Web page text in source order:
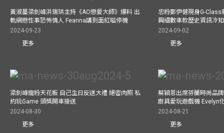
黃淑蔓梁釗峰洪瑞珙主持《AO戀愛大師》爆料 出
軌網戀性事恐怖情人 Feanna講到面紅嗌停機
2024-09-23
更多
忠粉鄭伊健現身G-
興細數車款歷史資訊冷
2024-09-02
更多
梁釗峰寵粉天花板 自己生日反送大禮 絕密肉照 私
約玩Game 頭獎開車接送
2024-08-30
更多
蔡穎恩出席芬蘭時尚品
廚具愛玩遊戲機 Evelyn
2024-08-21
更多